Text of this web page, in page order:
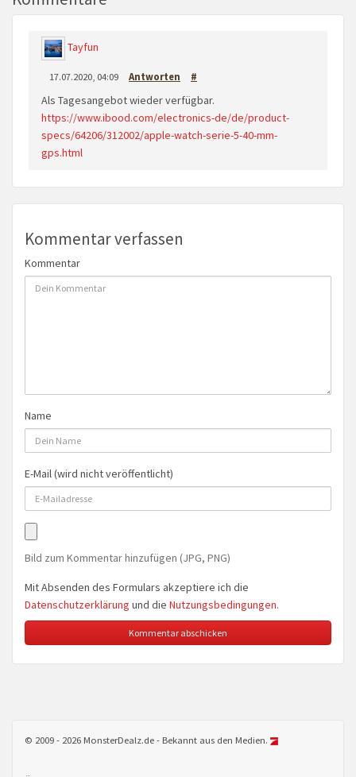
Tayfun
17.07.2020, 04:09 Antworten #
Als Tagesangebot wieder verfügbar.
https://www.ibood.com/electronics-de/de/product-
specs/64206/312002/apple-watch-serie-5-40-mm-
gps.html
Kommentar verfassen
Kommentar
Name
E-Mail (wird nicht veröffentlicht)
Bild zum Kommentar hinzufügen (JPG, PNG)
Mit Absenden des Formulars akzeptiere ich die
Datenschutzerklärung und die Nutzungsbedingungen.
© 2009 - 2026 MonsterDealz.de - Bekannt aus den Medien.